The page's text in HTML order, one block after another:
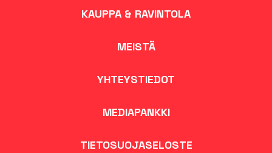
KAUPPA & RAVINTOLA
MEISTÄ
YHTEYSTIEDOT
MEDIAPANKKI
TIETOSUOJASELOSTE